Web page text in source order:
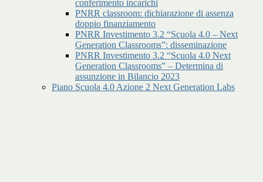
conferimento incarichi
PNRR classroom: dichiarazione di assenza
doppio finanziamento
PNRR Investimento 3.2 “Scuola 4.0 – Next
Generation Classrooms”: disseminazione
PNRR Investimento 3.2 “Scuola 4.0 Next
Generation Classrooms” – Determina di
assunzione in Bilancio 2023
Piano Scuola 4.0 Azione 2 Next Generation Labs